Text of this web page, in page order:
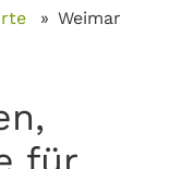
Weimar
für